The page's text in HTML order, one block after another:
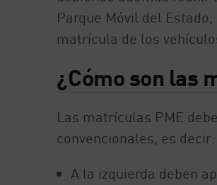
Parque Móvil del
matrícula de los
¿Cómo son las
Las matrículas PME
convencionales, es decir:
A la izquierda deben